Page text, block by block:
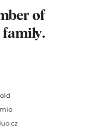
of
family.